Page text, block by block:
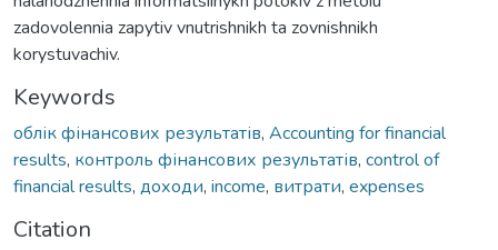
zadovolennia zapytiv vnutrishnikh ta zovnishnikh
korystuvachiv.
Keywords
облік фінансових результатів, Accounting for financial
results, контроль фінансових результатів, control of
financial results, доходи, income, витрати, expenses
Citation